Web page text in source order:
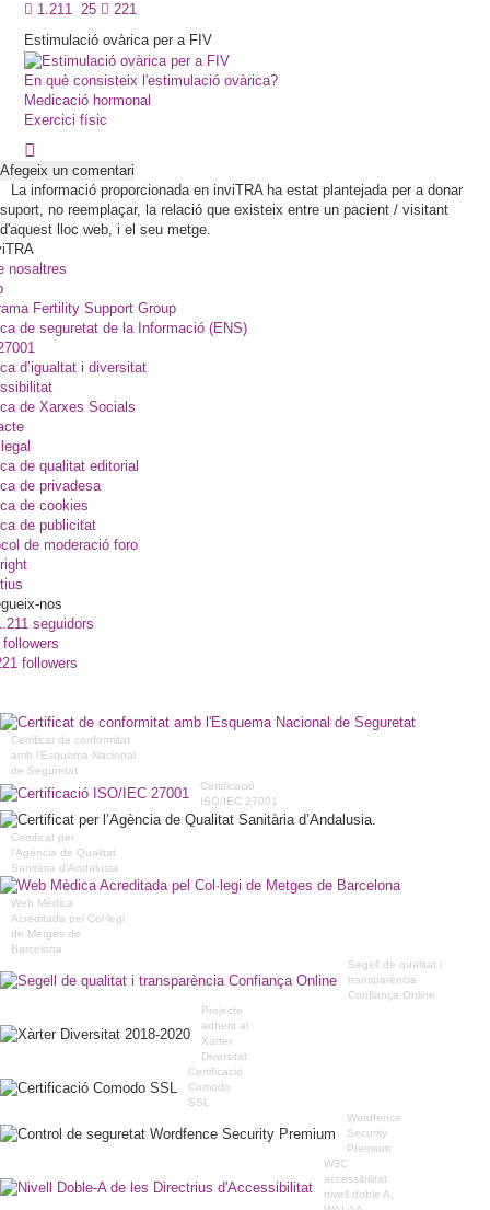
1.211 25
221
Estimulació ovàrica per a FIV
En què consisteix l'estimulació ovàrica?
Medicació hormonal
Exercici físic
Afegeix un comentari
La informació proporcionada en inviTRA ha estat plantejada per a donar
suport, no reemplaçar, la relació que existeix entre un pacient / visitant
d'aquest lloc web, i el seu metge.
nosaltres
Fertility Support Group
de seguretat de la Informació (ENS)
d’igualtat i diversitat
de Xarxes Socials
de qualitat editorial
de privadesa
de cookies
de publicitat
de moderació foro
nos
seguidors
followers
followers
Certificat de conformitat
amb l'Esquema Nacional
de Seguretat
Certificació
ISO/IEC 27001
Certificat per
l’Agència de Qualitat
Sanitària d’Andalusia
Web Mèdica
Acreditada pel Col·legi
de Metges de
Barcelona
Segell de qualitat i
transparència
Confiança Online
Projecte
adherit al
Xàrter
Diversitat
Certificació
Comodo
SSL
Wordfence
Security
Premium
W3C
accessibilitat
nivell doble A,